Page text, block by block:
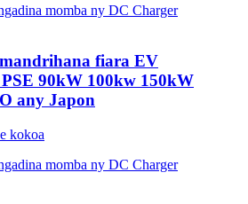
fiara EV
90kW 100kw 150kW
any Japon
kokoa